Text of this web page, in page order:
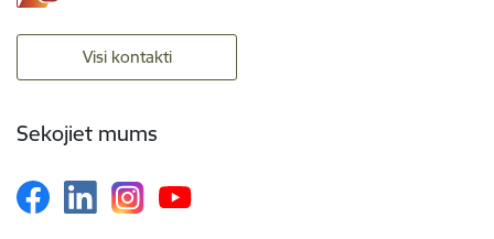
Visi kontakti
Sekojiet mums